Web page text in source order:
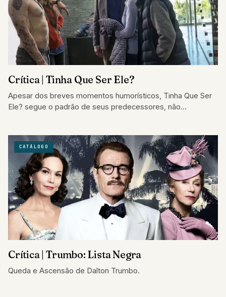
Crítica | Tinha Que Ser Ele?
Apesar dos breves momentos humorísticos, Tinha Que Ser
Ele? segue o padrão de seus predecessores, não
CATÁLOGO
Crítica | Trumbo: Lista Negra
Queda e Ascensão de Dalton Trumbo.